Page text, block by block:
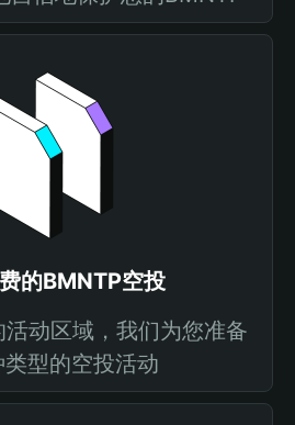
的BMNTP空投
动区域，我们为您准备
类型的空投活动